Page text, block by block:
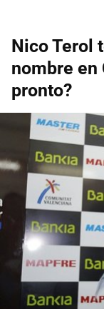
Nico Terol
nombre en
pronto?